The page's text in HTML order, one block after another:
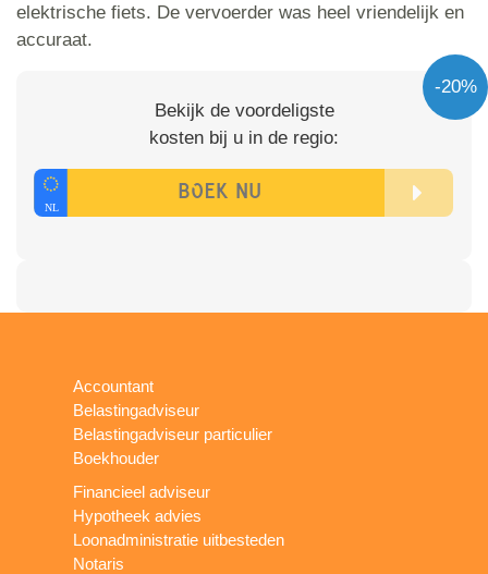
elektrische fiets. De vervoerder was heel vriendelijk en
accuraat.
-20%
Bekijk de voordeligste
kosten bij u in de regio:
Accountant
Belastingadviseur
Belastingadviseur particulier
Boekhouder
Financieel adviseur
Hypotheek advies
Loonadministratie uitbesteden
Notaris